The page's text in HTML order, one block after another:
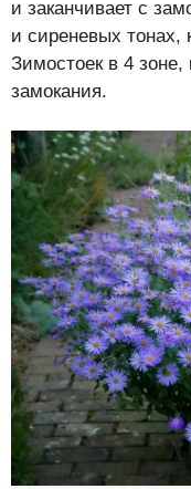
и заканчивает с
и сиреневых
Зимостоек в 4
замокания.